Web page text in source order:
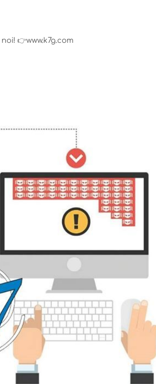
👉www.k7g.com